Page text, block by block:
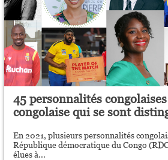
45 personnalités
congolaise qui se sont
En 2021, plusieurs personnalités
République démocratique du Congo
élues à...